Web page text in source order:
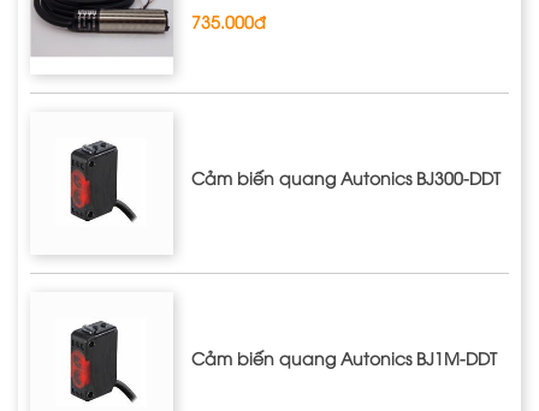
735.000đ
Cảm biến quang Autonics BJ300-DDT
Cảm biến quang Autonics BJ1M-DDT